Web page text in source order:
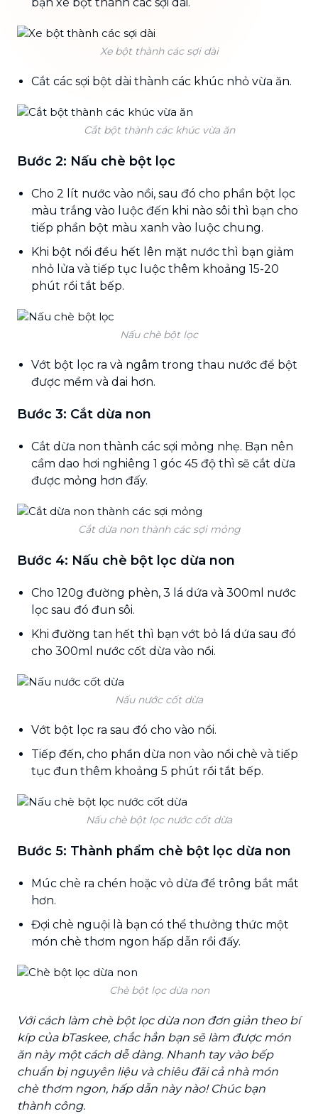
Xe bột thành các sợi dài
Cắt các sợi bột dài thành các khúc nhỏ vừa ăn.
Cắt bột thành các khúc vừa ăn
Bước 2: Nấu chè bột lọc
Cho 2 lít nước vào nồi, sau đó cho phần bột lọc
màu trắng vào luộc đến khi nào sôi thì bạn cho
tiếp phần bột màu xanh vào luộc chung.
Khi bột nổi đều hết lên mặt nước thì bạn giảm
nhỏ lửa và tiếp tục luộc thêm khoảng 15-20
phút rồi tắt bếp.
Nấu chè bột lọc
Vớt bột lọc ra và ngâm trong thau nước để bột
được mềm và dai hơn.
Bước 3: Cắt dừa non
Cắt dừa non thành các sợi mỏng nhẹ. Bạn nên
cầm dao hơi nghiêng 1 góc 45 độ thì sẽ cắt dừa
được mỏng hơn đấy.
Cắt dừa non thành các sợi mỏng
Bước 4: Nấu chè bột lọc dừa non
Cho 120g đường phèn, 3 lá dứa và 300ml nước
lọc sau đó đun sôi.
Khi đường tan hết thì bạn vớt bỏ lá dứa sau đó
cho 300ml nước cốt dừa vào nồi.
Nấu nước cốt dừa
Vớt bột lọc ra sau đó cho vào nồi.
Tiếp đến, cho phần dừa non vào nồi chè và tiếp
tục đun thêm khoảng 5 phút rồi tắt bếp.
Nấu chè bột lọc nước cốt dừa
Bước 5: Thành phẩm chè bột lọc dừa non
Múc chè ra chén hoặc vỏ dừa để trông bắt mắt
hơn.
Đợi chè nguội là bạn có thể thưởng thức một
món chè thơm ngon hấp dẫn rồi đấy.
Chè bột lọc dừa non
Với cách làm chè bột lọc dừa non đơn giản theo bí
kíp của bTaskee, chắc hẳn bạn sẽ làm được món
ăn này một cách dễ dàng. Nhanh tay vào bếp
chuẩn bị nguyên liệu và chiêu đãi cả nhà món
chè thơm ngon, hấp dẫn này nào! Chúc bạn
thành công.